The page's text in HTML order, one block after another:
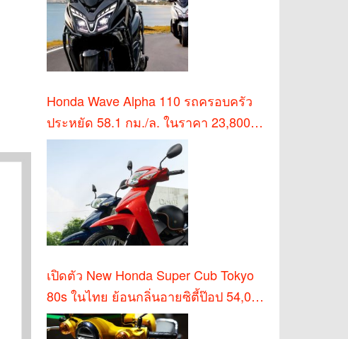
Honda Wave Alpha 110 รถครอบครัว
ประหยัด 58.1 กม./ล. ในราคา 23,800
บาท
เปิดตัว New Honda Super Cub Tokyo
80s ในไทย ย้อนกลิ่นอายซิตี้ป๊อป 54,000
บาท